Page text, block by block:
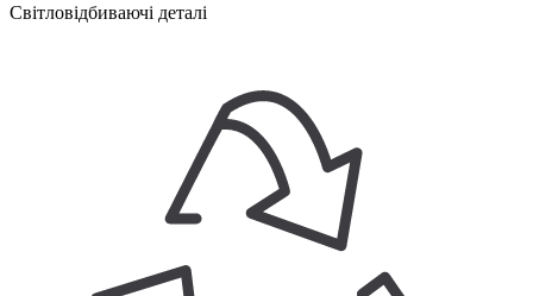
Світловідбиваючі деталі